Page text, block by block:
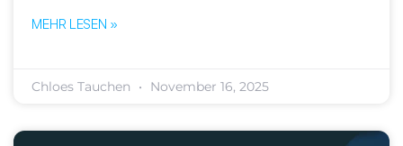
MEHR LESEN »
Chloes Tauchen November 16, 2025